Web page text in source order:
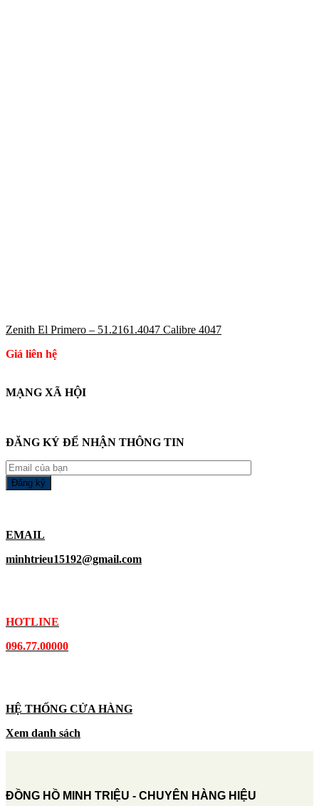
Zenith El Primero – 51.2161.4047 Calibre 4047
Giá liên hệ
MẠNG XÃ HỘI
ĐĂNG KÝ ĐỂ NHẬN THÔNG TIN
EMAIL
minhtrieu15192@gmail.com
HOTLINE
096.77.00000
HỆ THỐNG CỬA HÀNG
Xem danh sách
ĐỒNG HỒ MINH TRIỆU - CHUYÊN HÀNG HIỆU